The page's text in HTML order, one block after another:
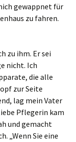
gewappnet für
zu fahren.
zu ihm. Er sei
nicht. Ich
die alle
zur Seite
lag mein Vater
Pflegerin kam
und gemacht
„Wenn Sie eine